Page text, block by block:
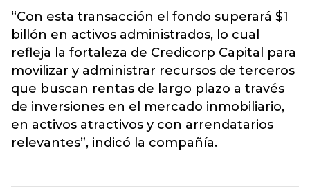
“Con esta transacción el fondo superará $1
billón en activos administrados, lo cual
refleja la fortaleza de Credicorp Capital para
movilizar y administrar recursos de terceros
que buscan rentas de largo plazo a través
de inversiones en el mercado inmobiliario,
en activos atractivos y con arrendatarios
relevantes”, indicó la compañía.